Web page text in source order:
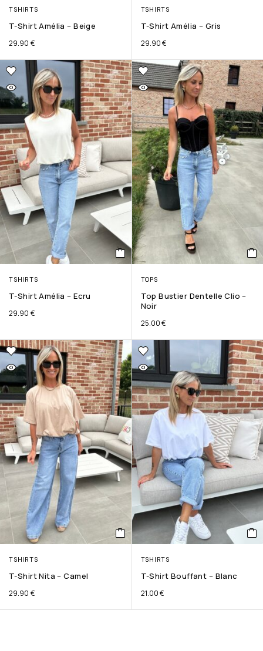
TSHIRTS
T-Shirt Amélia – Beige
29.90 €
TSHIRTS
T-Shirt Amélia – Gris
29.90€
TSHIRTS
T-Shirt Amélia – Ecru
29.90 €
TOPS
Top Bustier Dentelle Clio –
Noir
25.00€
TSHIRTS
T-Shirt Nita – Camel
29.90 €
TSHIRTS
T-Shirt Bouffant – Blanc
21.00€